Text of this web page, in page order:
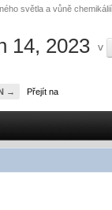
světla a vůně chemikálií
14, 2023 v
→ Přejít na